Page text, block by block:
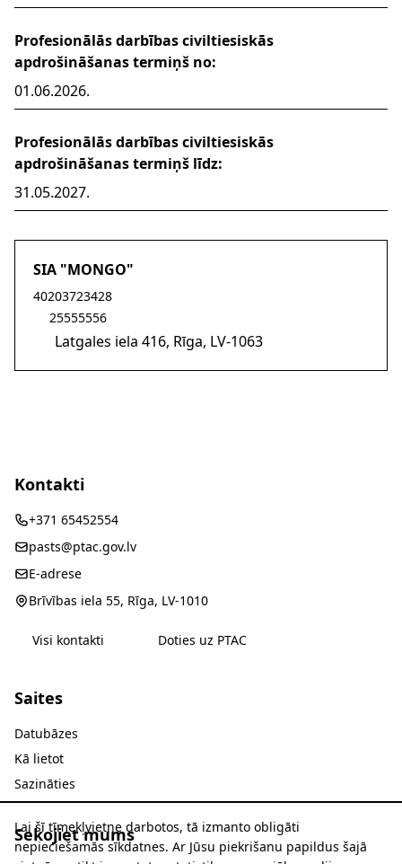
Profesionālās darbības civiltiesiskās
apdrošināšanas termiņš no:
01.06.2026.
Profesionālās darbības civiltiesiskās
apdrošināšanas termiņš līdz:
31.05.2027.
SIA "MONGO"
40203723428
25555556
Latgales iela 416, Rīga, LV-1063
Kontakti
+371 65452554
pasts@ptac.gov.lv
E-adrese
Brīvības iela 55, Rīga, LV-1010
Visi kontakti Doties uz PTAC
Saites
Datubāzes
Kā lietot
Sazināties
Sekojiet mums
Lai šī tīmekļvietne darbotos, tā izmanto obligāti
nepieciešamās sīkdatnes. Ar Jūsu piekrišanu papildus šajā